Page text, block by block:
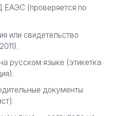
(проверяется по
или свидетельство
русском языке (этикетка
документы